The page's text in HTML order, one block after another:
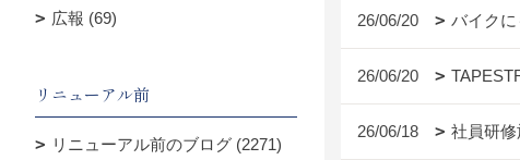
26/06/20 バイクに
26/06/20
26/06/18 社員研
広報 (69)
リニューアル前
リニューアル前のブログ (2271)